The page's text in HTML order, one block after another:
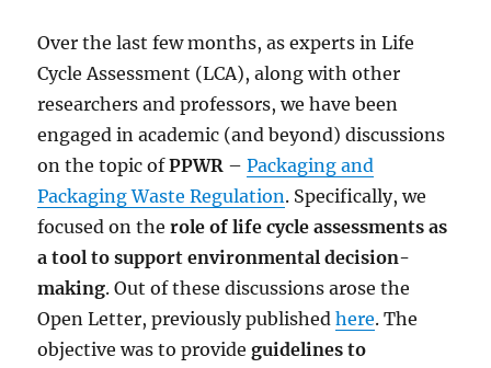
Over the last few months, as experts in Life
Cycle Assessment (LCA), along with other
researchers and professors, we have been
engaged in academic (and beyond) discussions
on the topic ofPPWR –Packaging and
Packaging Waste Regulation. Specifically, we
focused on the role of life cycle assessments as
a tool to support environmental decision-
making. Out of these discussions arose the
Open Letter, previously publishedhere. The
objective was to provideguidelines to